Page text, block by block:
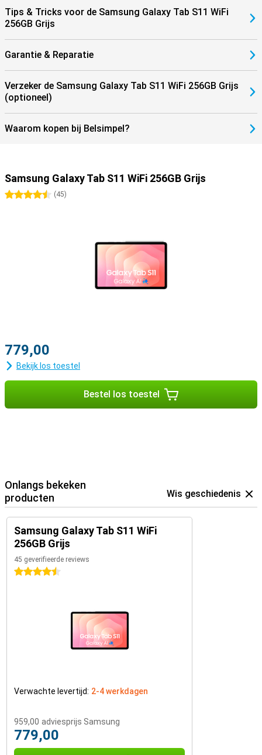
Tips & Tricks voor de Samsung Galaxy Tab S11 WiFi
256GB Grijs
Garantie & Reparatie
Verzeker de Samsung Galaxy Tab S11 WiFi 256GB Grijs
(optioneel)
Waarom kopen bij Belsimpel?
Samsung Galaxy Tab S11 WiFi 256GB Grijs
4.5 sterren
(45)
779,00
Bekijk los toestel
Bestel los toestel
Onlangs bekeken
producten
Wis geschiedenis
Samsung Galaxy Tab S11 WiFi
256GB Grijs
45 geverifieerde reviews
4.5 sterren
Verwachte levertijd: 2-4 werkdagen
959,00 adviesprijs Samsung
779,00